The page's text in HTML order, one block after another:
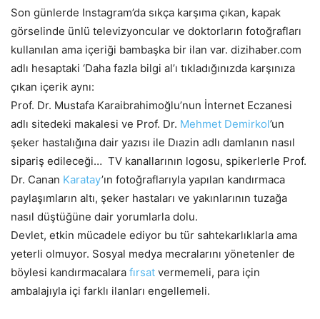
Son günlerde Instagram’da sıkça karşıma çıkan, kapak
görselinde ünlü televizyoncular ve doktorların fotoğrafları
kullanılan ama içeriği bambaşka bir ilan var. dizihaber.com
adlı hesaptaki ‘Daha fazla bilgi al’ı tıkladığınızda karşınıza
çıkan içerik aynı:
Prof. Dr. Mustafa Karaibrahimoğlu’nun İnternet Eczanesi
adlı sitedeki makalesi ve Prof. Dr. Mehmet Demirkol’un
şeker hastalığına dair yazısı ile Dıazin adlı damlanın nasıl
sipariş edileceği… TV kanallarının logosu, spikerlerle Prof.
Dr. Canan Karatay’ın fotoğraflarıyla yapılan kandırmaca
paylaşımların altı, şeker hastaları ve yakınlarının tuzağa
nasıl düştüğüne dair yorumlarla dolu.
Devlet, etkin mücadele ediyor bu tür sahtekarlıklarla ama
yeterli olmuyor. Sosyal medya mecralarını yönetenler de
böylesi kandırmacalara fırsat vermemeli, para için
ambalajıyla içi farklı ilanları engellemeli.